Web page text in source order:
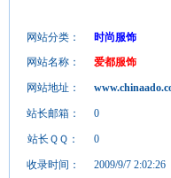
网站分类：
时尚服饰
网站名称：
爱都服饰
网站地址：
站长邮箱： 0
站长ＱＱ： 0
收录时间： 2009/9/7 2:02:26